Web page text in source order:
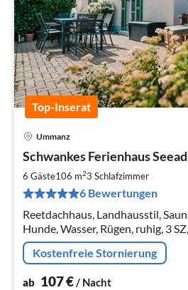
Top-Inserat
Ummanz
Schwankes Ferienhaus
6 Gäste106 m23 Schlafzimmer
6 Bewertungen
Reetdachhaus, Landhausstil,
Hunde, Wasser, Rügen, ruhig, 3
Kostenfreie Stornierung
ab 107€/ Nacht